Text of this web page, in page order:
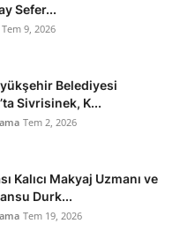
Sefer...
Tem 9, 2026
Belediyesi
Sivrisinek, K...
Tem 2, 2026
Kalıcı Makyaj Uzmanı ve
Durk...
Tem 19, 2026